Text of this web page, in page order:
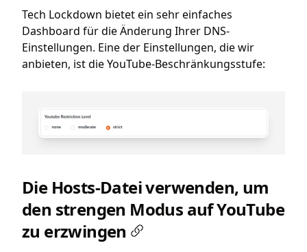
Tech Lockdown bietet ein sehr einfaches
Dashboard für die Änderung Ihrer DNS-
Einstellungen. Eine der Einstellungen, die wir
anbieten, ist die YouTube-Beschränkungsstufe:
Die Hosts-Datei verwenden, um
den strengen Modus auf YouTube
zu erzwingen